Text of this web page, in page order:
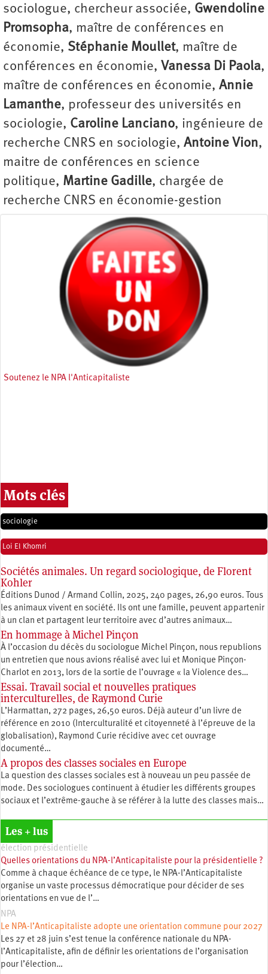
sociologue, chercheur associée, Gwendoline
Promsopha, maître de conférences en
économie, Stéphanie Moullet, maître de
conférences en économie, Vanessa Di Paola,
maître de conférences en économie, Annie
Lamanthe, professeur des universités en
sociologie, Caroline Lanciano, ingénieure de
recherche CNRS en sociologie, Antoine Vion,
maitre de conférences en science
politique, Martine Gadille, chargée de
recherche CNRS en économie-gestion
Soutenez le NPA l'Anticapitaliste
Mots clés
sociologie
Loi El Khomri
Sociétés animales. Un regard sociologique, de Florent
Kohler
Éditions Dunod / Armand Collin, 2025, 240 pages, 26,90 euros. Tous
les animaux vivent en société. Ils ont une famille, peuvent appartenir
à un clan et partagent leur territoire avec d’autres animaux…
En hommage à Michel Pinçon
À l’occasion du décès du sociologue Michel Pinçon, nous republions
un entretien que nous avions réalisé avec lui et Monique Pinçon-
Charlot en 2013, lors de la sortie de l’ouvrage « la Violence des…
Essai. Travail social et nouvelles pratiques
interculturelles, de Raymond Curie
L’Harmattan, 272 pages, 26,50 euros. Déjà auteur d’un livre de
référence en 2010 (Interculturalité et citoyenneté à l’épreuve de la
globalisation), Raymond Curie récidive avec cet ouvrage
documenté…
A propos des classes sociales en Europe
La question des classes sociales est à nouveau un peu passée de
mode. Des sociologues continuent à étudier les différents groupes
sociaux et l’extrême-gauche à se référer à la lutte des classes mais…
Les + lus
élection présidentielle
Quelles orientations du NPA-l’Anticapitaliste pour la présidentielle ?
Comme à chaque échéance de ce type, le NPA-l’Anticapitaliste
organise un vaste processus démocratique pour décider de ses
orientations en vue de l’…
NPA
Le NPA-l’Anticapitaliste adopte une orientation commune pour 2027
Les 27 et 28 juin s’est tenue la conférence nationale du NPA-
l’Anticapitaliste, afin de définir les orientations de l’organisation
pour l’élection…